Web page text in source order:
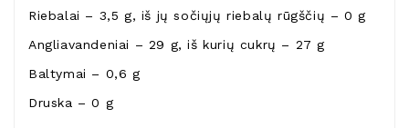
Riebalai – 3,5 g, iš jų sočiųjų riebalų rūgščių – 0 g
Angliavandeniai – 29 g, iš kurių cukrų – 27 g
Baltymai – 0,6 g
Druska – 0 g